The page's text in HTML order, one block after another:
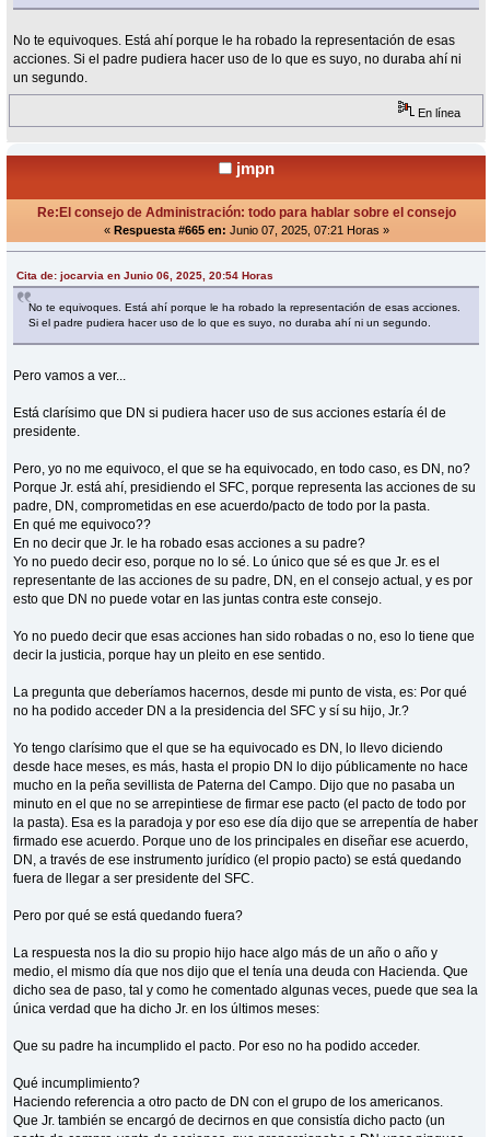
No te equivoques. Está ahí porque le ha robado la representación de esas
acciones. Si el padre pudiera hacer uso de lo que es suyo, no duraba ahí ni
un segundo.
En línea
jmpn
Re:El consejo de Administración: todo para hablar sobre el consejo
« Respuesta #665 en: Junio 07, 2025, 07:21 Horas »
Cita de: jocarvia en Junio 06, 2025, 20:54 Horas
No te equivoques. Está ahí porque le ha robado la representación de esas acciones.
Si el padre pudiera hacer uso de lo que es suyo, no duraba ahí ni un segundo.
Pero vamos a ver...
Está clarísimo que DN si pudiera hacer uso de sus acciones estaría él de
presidente.
Pero, yo no me equivoco, el que se ha equivocado, en todo caso, es DN, no?
Porque Jr. está ahí, presidiendo el SFC, porque representa las acciones de su
padre, DN, comprometidas en ese acuerdo/pacto de todo por la pasta.
En qué me equivoco??
En no decir que Jr. le ha robado esas acciones a su padre?
Yo no puedo decir eso, porque no lo sé. Lo único que sé es que Jr. es el
representante de las acciones de su padre, DN, en el consejo actual, y es por
esto que DN no puede votar en las juntas contra este consejo.
Yo no puedo decir que esas acciones han sido robadas o no, eso lo tiene que
decir la justicia, porque hay un pleito en ese sentido.
La pregunta que deberíamos hacernos, desde mi punto de vista, es: Por qué
no ha podido acceder DN a la presidencia del SFC y sí su hijo, Jr.?
Yo tengo clarísimo que el que se ha equivocado es DN, lo llevo diciendo
desde hace meses, es más, hasta el propio DN lo dijo públicamente no hace
mucho en la peña sevillista de Paterna del Campo. Dijo que no pasaba un
minuto en el que no se arrepintiese de firmar ese pacto (el pacto de todo por
la pasta). Esa es la paradoja y por eso ese día dijo que se arrepentía de haber
firmado ese acuerdo. Porque uno de los principales en diseñar ese acuerdo,
DN, a través de ese instrumento jurídico (el propio pacto) se está quedando
fuera de llegar a ser presidente del SFC.
Pero por qué se está quedando fuera?
La respuesta nos la dio su propio hijo hace algo más de un año o año y
medio, el mismo día que nos dijo que el tenía una deuda con Hacienda. Que
dicho sea de paso, tal y como he comentado algunas veces, puede que sea la
única verdad que ha dicho Jr. en los últimos meses:
Que su padre ha incumplido el pacto. Por eso no ha podido acceder.
Qué incumplimiento?
Haciendo referencia a otro pacto de DN con el grupo de los americanos.
Que Jr. también se encargó de decirnos en que consistía dicho pacto (un